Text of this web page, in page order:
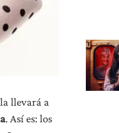
llevará a
. Así es: los